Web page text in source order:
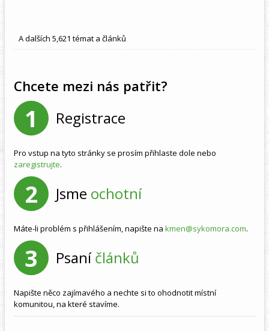
A dalších 5,621 témat a článků
Chcete mezi nás patřit?
1 Registrace
Pro vstup na tyto stránky se prosím přihlaste dole nebo
zaregistrujte.
2 Jsme ochotní
Máte-li problém s přihlášením, napište na kmen@sykomora.com.
3 Psaníčlánků
Napište něco zajímavého a nechte si to ohodnotit místní
komunitou, na které stavíme.